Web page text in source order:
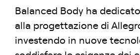
Balanced Body ha
alla progettazione di
investendo in nuove